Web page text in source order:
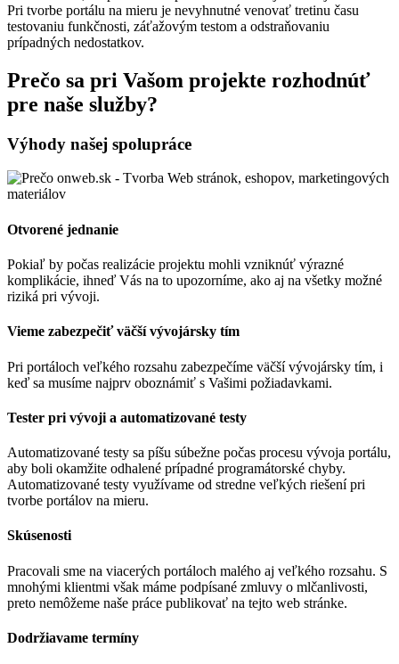
Pri tvorbe portálu na mieru je nevyhnutné venovať tretinu času
testovaniu funkčnosti, záťažovým testom a odstraňovaniu
prípadných nedostatkov.
Prečo sa pri Vašom projekte rozhodnúť
pre naše služby?
Výhody našej spolupráce
Otvorené jednanie
Pokiaľ by počas realizácie projektu mohli vzniknúť výrazné
komplikácie, ihneď Vás na to upozorníme, ako aj na všetky možné
riziká pri vývoji.
Vieme zabezpečiť väčší vývojársky tím
Pri portáloch veľkého rozsahu zabezpečíme väčší vývojársky tím, i
keď sa musíme najprv oboznámiť s Vašimi požiadavkami.
Tester pri vývoji a automatizované testy
Automatizované testy sa píšu súbežne počas procesu vývoja portálu,
aby boli okamžite odhalené prípadné programátorské chyby.
Automatizované testy využívame od stredne veľkých riešení pri
tvorbe portálov na mieru.
Skúsenosti
Pracovali sme na viacerých portáloch malého aj veľkého rozsahu. S
mnohými klientmi však máme podpísané zmluvy o mlčanlivosti,
preto nemôžeme naše práce publikovať na tejto web stránke.
Dodržiavame termíny